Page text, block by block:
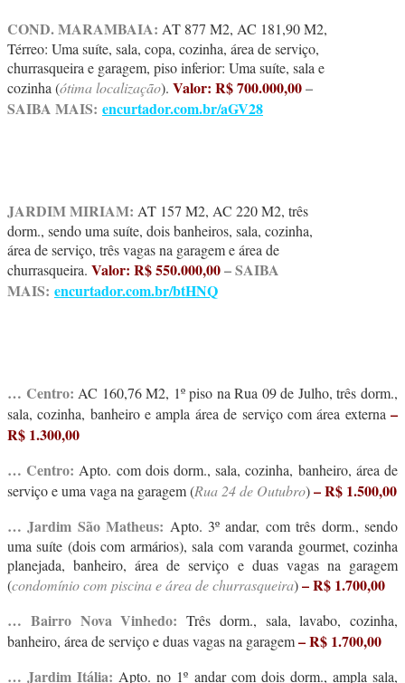
COND. MARAMBAIA: AT 877 M2, AC 181,90 M2,
Térreo: Uma suíte, sala, copa, cozinha, área de serviço,
churrasqueira e garagem, piso inferior: Uma suíte, sala e
cozinha (ótima localização). Valor: R$ 700.000,00–
SAIBA MAIS: encurtador.com.br/aGV28
JARDIM MIRIAM: AT 157 M2, AC 220 M2, três
dorm., sendo uma suíte, dois banheiros, sala, cozinha,
área de serviço, três vagas na garagem e área de
churrasqueira. Valor: R$ 550.000,00– SAIBA
MAIS: encurtador.com.br/btHNQ
… Centro: AC 160,76 M2, 1º piso na Rua 09 de Julho, três dorm.,
sala, cozinha, banheiro e ampla área de serviço com área externa–
R$ 1.300,00
… Centro: Apto. com dois dorm., sala, cozinha, banheiro, área de
serviço e uma vaga na garagem (Rua 24 de Outubro)– R$ 1.500,00
… Jardim São Matheus: Apto. 3º andar, com três dorm., sendo
uma suíte (dois com armários), sala com varanda gourmet, cozinha
planejada, banheiro, área de serviço e duas vagas na garagem
(condomínio com piscina e área de churrasqueira)– R$ 1.700,00
… Bairro Nova Vinhedo: Três dorm., sala, lavabo, cozinha,
banheiro, área de serviço e duas vagas na garagem– R$ 1.700,00
… Jardim Itália: Apto. no 1º andar com dois dorm., ampla sala,